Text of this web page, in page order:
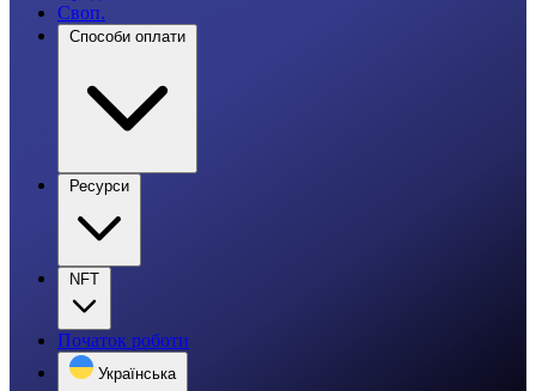
Своп.
Способи оплати
Ресурси
NFT
Початок роботи
Українська